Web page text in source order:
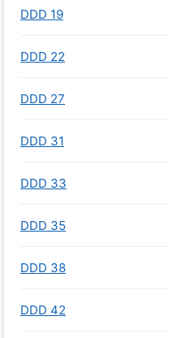
DDD 19
DDD 22
DDD 27
DDD 31
DDD 33
DDD 35
DDD 38
DDD 42